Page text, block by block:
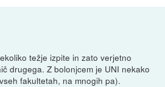
težje izpite in zato verjetno
drugega. Z bolonjcem je UNI nekako
fakultetah, na mnogih pa).